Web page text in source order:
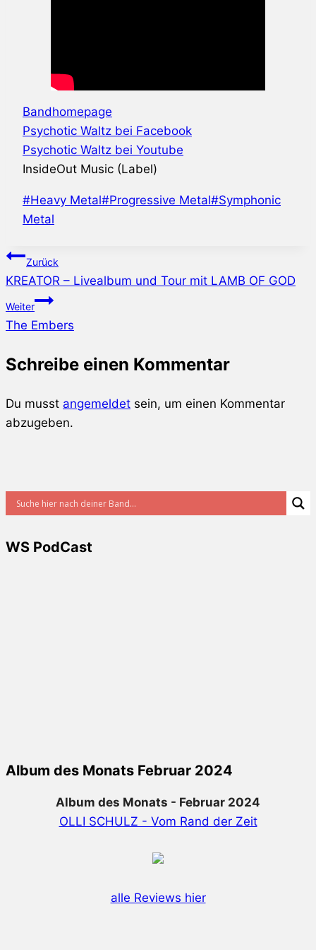
Bandhomepage
Psychotic Waltz bei Facebook
Psychotic Waltz bei Youtube
InsideOut Music (Label)
Schlagworte:
#Heavy Metal#Progressive Metal#Symphonic
Metal
Beitragsnavigation
Zurück
KREATOR – Livealbum und Tour mit LAMB OF GOD
Weiter
The Embers
Schreibe einen Kommentar
Du musst angemeldet sein, um einen Kommentar
abzugeben.
WS PodCast
Album des Monats Februar 2024
Album des Monats - Februar 2024
OLLI SCHULZ - Vom Rand der Zeit
alle Reviews hier